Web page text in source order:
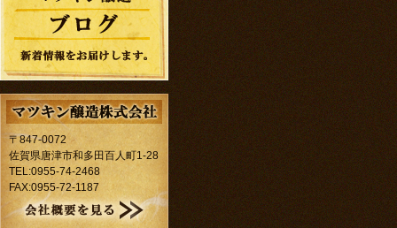
〒847-0072
佐賀県唐津市和多田百人町1-28
TEL:0955-74-2468
FAX:0955-72-1187